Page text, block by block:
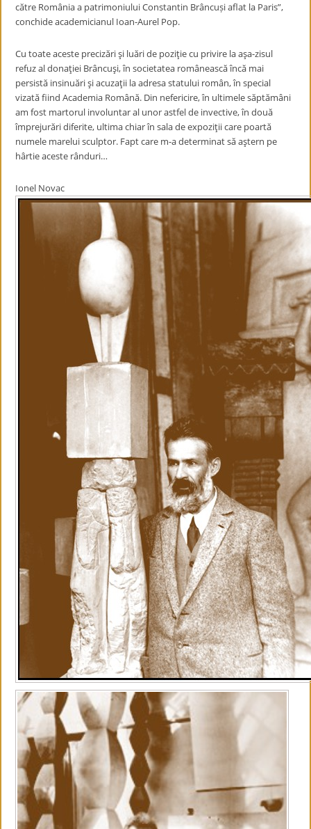
către România a patrimoniului Constantin Brâncuși aflat la Paris”,
conchide academicianul Ioan-Aurel Pop.
Cu toate aceste precizări şi luări de poziţie cu privire la aşa-zisul
refuz al donaţiei Brâncuşi, în societatea românească încă mai
persistă insinuări şi acuzaţii la adresa statului român, în special
vizată fiind Academia Română. Din nefericire, în ultimele săptămâni
am fost martorul involuntar al unor astfel de invective, în două
împrejurări diferite, ultima chiar în sala de expoziţii care poartă
numele marelui sculptor. Fapt care m-a determinat să aştern pe
hârtie aceste rânduri…
Ionel Novac